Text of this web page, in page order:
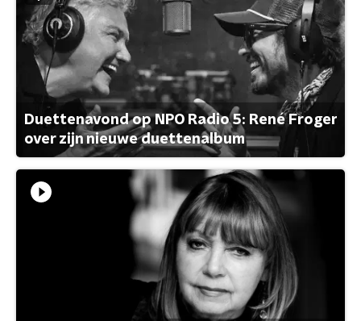
Duettenavond op NPO Radio 5: René Froger
over zijn nieuwe duettenalbum